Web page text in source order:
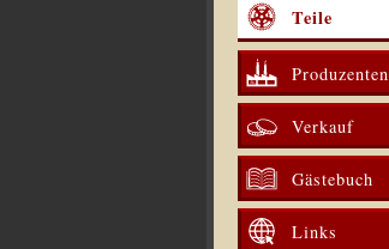
Teile
Produzenten
Verkauf
Gästebuch
Links